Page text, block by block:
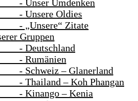
Umdenken
Oldies
Zitate
Gruppen
– Glanerland
– Koh Phangan
– Kenia